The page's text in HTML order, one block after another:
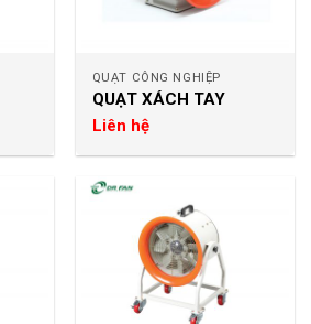
QUẠT CÔNG NGHIỆP
QUẠT XÁCH TAY
Liên hệ